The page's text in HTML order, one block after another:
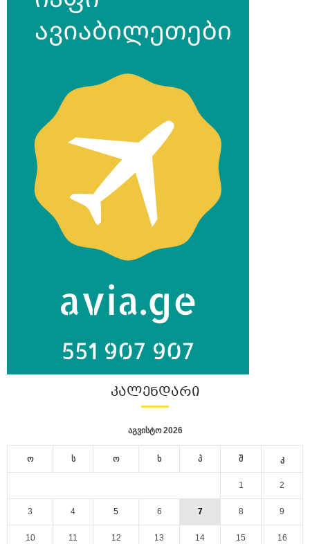
ᲙᲐᲚᲔᲜᲓᲐᲠᲘ
აგვისტო 2026
ო ს ო ხ პ შ კ
1 2
3 4 5 6 7 8 9
10 11 12 13 14 15 16